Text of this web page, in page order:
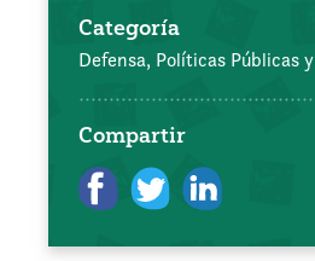
Categoría
Defensa, Políticas Públicas
Compartir